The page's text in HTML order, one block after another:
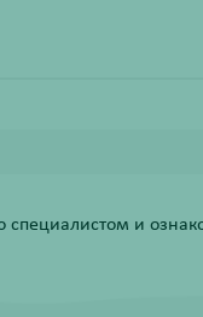
специалистом и